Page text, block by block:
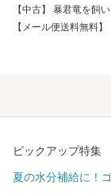
【中古】 暴君竜を飼
【メール便送料無料】
ピックアップ特集
夏の水分補給に！